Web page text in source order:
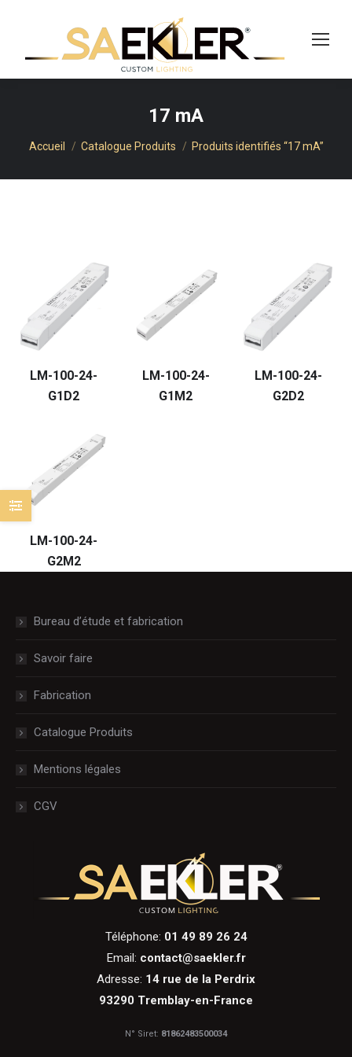
17 mA
Vous êtes ici :
Accueil Catalogue Produits Produits identifiés “17 mA”
LM-100-24-
G1D2
LM-100-24-
G1M2
LM-100-24-
G2D2
LM-100-24-
G2M2
Bureau d’étude et fabrication
Savoir faire
Fabrication
Catalogue Produits
Mentions légales
CGV
Téléphone: 01 49 89 26 24
Email: contact@saekler.fr
Adresse: 14 rue de la Perdrix
93290 Tremblay-en-France
N° Siret: 81862483500034